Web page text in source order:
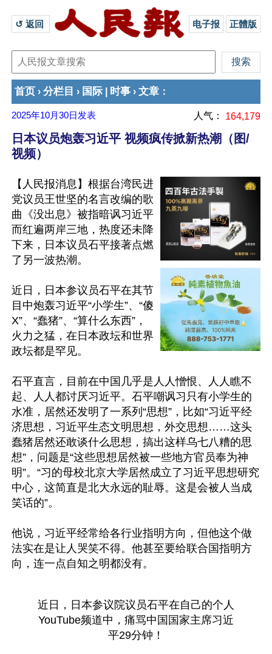
↺ 返回 电子报 正體版
首页 › 分栏目 › 国际 时事 › 文章 ：
2025年10月30日 发表 人气： 164,179
日本议员炮轰习近平 视频疯传掀新热潮（图/
视频）
【人民报消息】根据台湾民进
党议员王世坚的名言改编的歌
曲《没出息》被指暗讽习近平
而红遍两岸三地，热度还未降
下来，日本议员石平接著点燃
了另一波热潮。
近日，日本参议员石平在其节
目中炮轰习近平“小学生”、“傻
X”、“蠢猪”、“算什么东西”，
火力之猛，在日本政坛和世界
政坛都是罕见。
石平直言，目前在中国几乎是人人憎恨、人人瞧不
起、人人都讨厌习近平。石平嘲讽习只有小学生的
水准，居然还发明了一系列“思想”，比如“习近平经
济思想，习近平生态文明思想，外交思想……这头
蠢猪居然还敢谈什么思想，搞出这样乌七八糟的思
想”，问题是“这些思想居然被一些地方官员奉为神
明”。“习的母校北京大学居然成立了习近平思想研究
中心，这简直是北大永远的耻辱。这是会被人当成
笑话的”。
他说，习近平经常给各行业指明方向，但他这个做
法实在是让人哭笑不得。他甚至要给联合国指明方
近日，日本参议院议员石平在自己的个人
YouTube频道中，痛骂中国国家主席习近
平29分钟！